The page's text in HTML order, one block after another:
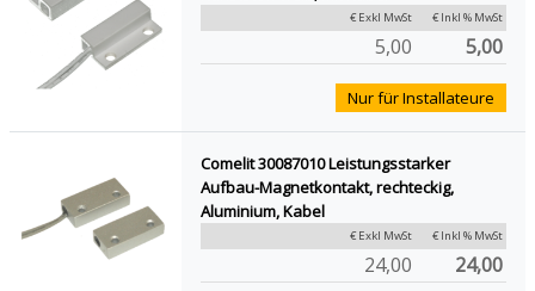
€ Exkl MwSt € Inkl % MwSt
5,00 5,00
Nur für Installateure
Comelit 30087010 Leistungsstarker
Aufbau-Magnetkontakt, rechteckig,
Aluminium, Kabel
€ Exkl MwSt € Inkl % MwSt
24,00 24,00